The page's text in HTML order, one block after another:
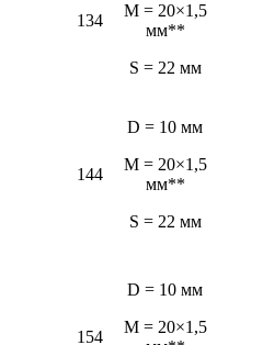
134
M = 20×1,5
мм**
S = 22 мм
144
D = 10 мм
M = 20×1,5
мм**
S = 22 мм
154
D = 10 мм
M = 20×1,5